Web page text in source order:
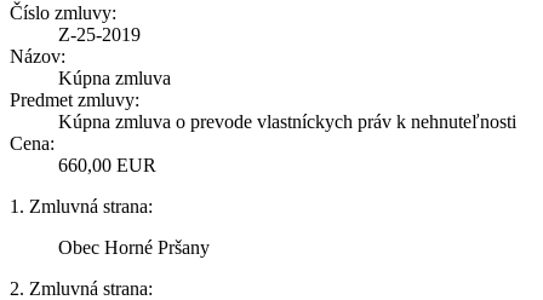
Číslo zmluvy:
Z-25-2019
Názov:
Kúpna zmluva
Predmet zmluvy:
Kúpna zmluva o prevode vlastníckych práv k nehnuteľnosti
Cena:
660,00 EUR
1. Zmluvná strana:
Obec Horné Pršany
2. Zmluvná strana: